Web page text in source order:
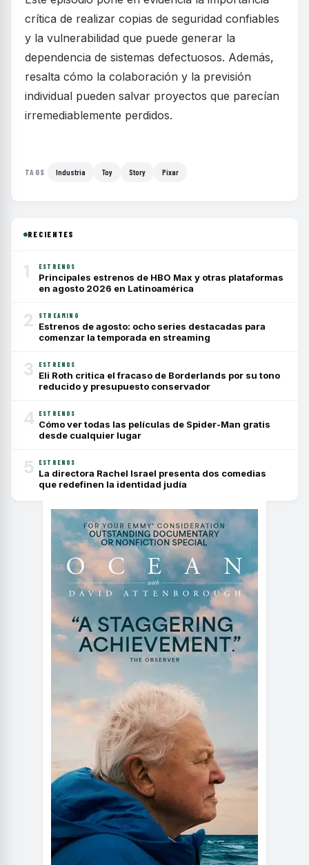
crítica de realizar copias de seguridad confiables
y la vulnerabilidad que puede generar la
dependencia de sistemas defectuosos. Además,
resalta cómo la colaboración y la previsión
individual pueden salvar proyectos que parecían
irremediablemente perdidos.
TAGS Industria Toy Story Pixar
RECIENTES
1 ESTRENOS
Principales estrenos de HBO Max y otras plataformas
en agosto 2026 en Latinoamérica
2 STREAMING
Estrenos de agosto: ocho series destacadas para
comenzar la temporada en streaming
3 ESTRENOS
Eli Roth critica el fracaso de Borderlands por su tono
reducido y presupuesto conservador
4 ESTRENOS
Cómo ver todas las películas de Spider-Man gratis
desde cualquier lugar
5 ESTRENOS
La directora Rachel Israel presenta dos comedias
que redefinen la identidad judía